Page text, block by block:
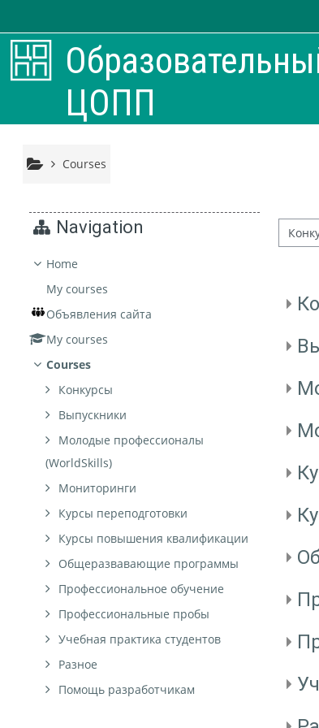
ЦОПП
Courses
Course
Navigation
Home
My courses
Объявления сайта
My courses
Courses
Конкурсы
Выпускники
Молодые профессионалы
(WorldSkills)
Мониторинги
Курсы переподготовки
Курсы повышения квалификации
Общеразвавающие программы
Профессиональное обучение
Профессиональные пробы
Учебная практика студентов
Разное
Помощь разработчикам